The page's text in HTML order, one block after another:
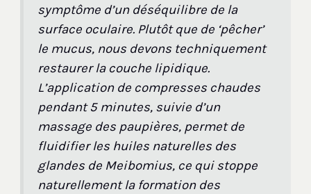
symptôme d’un déséquilibre de la
surface oculaire. Plutôt que de ‘pêcher’
le mucus, nous devons techniquement
restaurer la couche lipidique.
L’application de compresses chaudes
pendant 5 minutes, suivie d’un
massage des paupières, permet de
fluidifier les huiles naturelles des
glandes de Meibomius, ce qui stoppe
naturellement la formation des